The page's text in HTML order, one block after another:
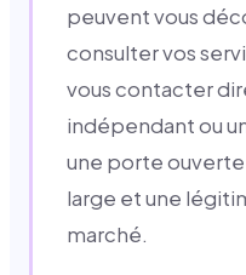
peuvent vous
consulter vos
vous contacter
indépendant ou
une porte
large et une
marché.